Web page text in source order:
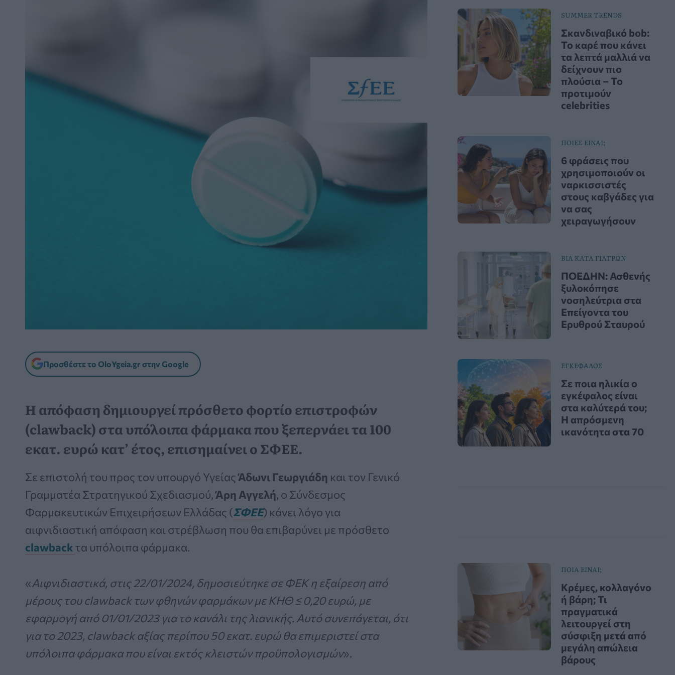
Προσθέστε το OloYgeia.gr στην Google
Η απόφαση δημιουργεί πρόσθετο φορτίο επιστροφών
(clawback) στα υπόλοιπα φάρμακα που ξεπερνάει τα 100
εκατ. ευρώ κατ’ έτος, επισημαίνει ο ΣΦΕΕ.
Σε επιστολή του προς τον υπουργό ΥγείαςΆδωνι Γεωργιάδη και τον Γενικό
Γραμματέα Στρατηγικού Σχεδιασμού,Άρη Αγγελή, ο Σύνδεσμος
Φαρμακευτικών Επιχειρήσεων Ελλάδας (ΣΦΕΕ) κάνει λόγο για
αιφνιδιαστική απόφαση και στρέβλωση που θα επιβαρύνει με πρόσθετο
clawback τα υπόλοιπα φάρμακα.
«Αιφνιδιαστικά, στις 22/01/2024, δημοσιεύτηκε σε ΦΕΚ η εξαίρεση από
μέρους του clawback των φθηνών φαρμάκων με ΚΗΘ ≤ 0,20 ευρώ, με
εφαρμογή από 01/01/2023 για το κανάλι της λιανικής. Αυτό συνεπάγεται, ότι
για το 2023, clawback αξίας περίπου 50 εκατ. ευρώ θα επιμεριστεί στα
υπόλοιπα φάρμακα που είναι εκτός κλειστών προϋπολογισμών».
SUMMER TRENDS
Σκανδιναβικό bob:
Το καρέ που κάνει
τα λεπτά μαλλιά να
δείχνουν πιο
πλούσια – Το
προτιμούν
celebrities
ΠΟΙΕΣ ΕΙΝΑΙ;
6 φράσεις που
χρησιμοποιούν οι
ναρκισσιστές
στους καβγάδες για
να σας
χειραγωγήσουν
ΒΙΑ ΚΑΤΑ ΓΙΑΤΡΩΝ
ΠΟΕΔΗΝ: Ασθενής
ξυλοκόπησε
νοσηλεύτρια στα
Επείγοντα του
Ερυθρού Σταυρού
ΕΓΚΕΦΑΛΟΣ
Σε ποια ηλικία ο
εγκέφαλος είναι
στα καλύτερά του;
Η απρόσμενη
ικανότητα στα 70
ΠΟΙΑ ΕΙΝΑΙ;
Κρέμες, κολλαγόνο
ή βάρη; Τι
πραγματικά
λειτουργεί στη
σύσφιξη μετά από
μεγάλη απώλεια
βάρους